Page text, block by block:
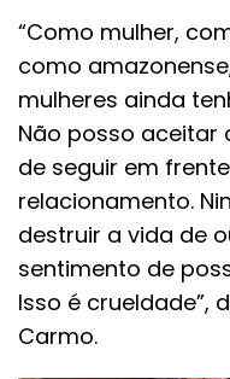
“Como mulher,
como
mulheres ainda
Não posso aceitar
de seguir em
relacionamento.
destruir a vida de
sentimento de
Isso é crueldade”,
Carmo.